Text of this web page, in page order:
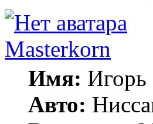
Masterkorn
Имя: Игорь
Авто: